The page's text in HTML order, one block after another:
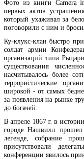
Фото из книги Camera
первых актов
который ухаживал за
поговорили с ним и
Ку-клукс-клан быстро
солдат армии
организаций типа
существования
насчитывалось более
террористические
широкой - от самых
за появления на рынке
до богачей.
В апреле 1867 г. в
городе Нашвилл прошел
легенде, собрание
присутствовали
конференции явилось